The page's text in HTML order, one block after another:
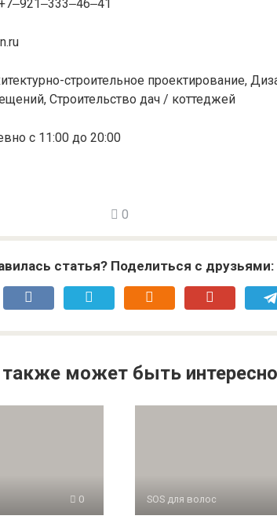
строительное проектирование,
Строительство дач / коттеджей
с 11:00 до 20:00
0
статья? Поделиться с друзьями:
может быть интересно
0 SOS для волос